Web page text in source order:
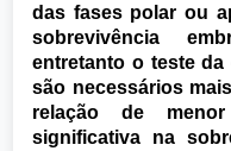
das fases polar ou
sobrevivência
entretanto o teste
são necessários
relação de
significativa na